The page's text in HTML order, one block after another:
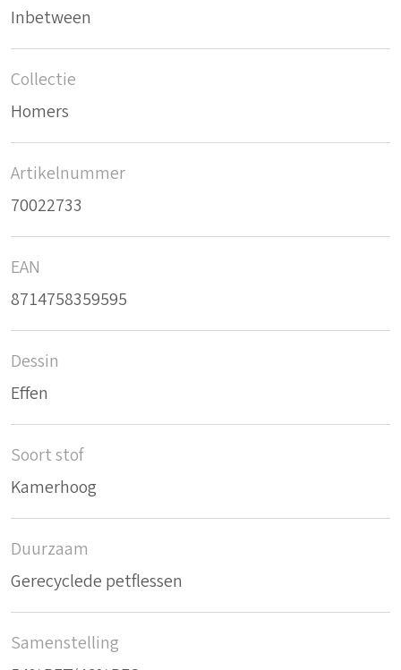
Inbetween
Collectie
Homers
Artikelnummer
70022733
EAN
8714758359595
Dessin
Effen
Soort stof
Kamerhoog
Duurzaam
Gerecyclede petflessen
Samenstelling